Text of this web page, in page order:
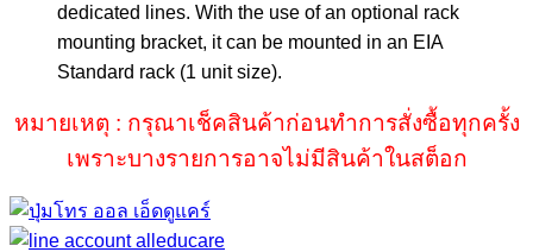
dedicated lines. With the use of an optional rack
mounting bracket, it can be mounted in an EIA
Standard rack (1 unit size).
หมายเหตุ : กรุณาเช็คสินค้าก่อนทำการสั่งซื้อทุกครั้ง
เพราะบางรายการอาจไม่มีสินค้าในสต็อก